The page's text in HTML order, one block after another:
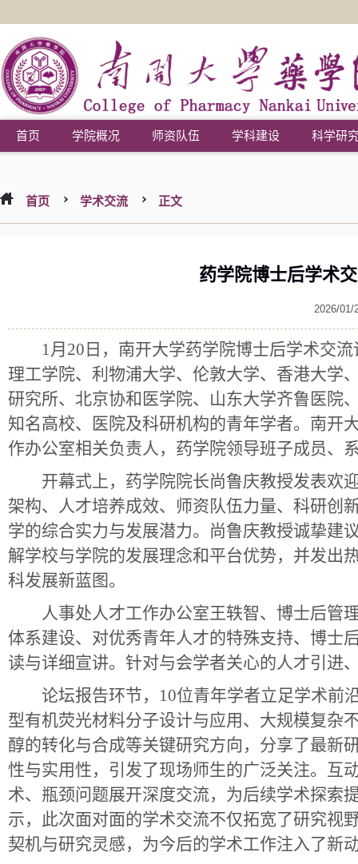
首页 学院概况 师资队伍 学科建设 科学研
首页 学术交流 正文
药学院博士后学术
2026/01/
1月 20 日，南开大学药学院博士后学术交
理工学院、利物浦大学、伦敦大学、香港大学
研究所、北京协和医学院、山东大学齐鲁医院
知名高校、医院及科研机构的青年学者。南开
作办公室相关负责人，药学院领导班子成员、
开幕式上，药学院院长尚鲁庆教授发表欢
架构、人才培养成效、师资队伍力量、科研创
学的综合实力与发展潜力。尚鲁庆教授诚挚建
解学校与学院的发展理念和平台优势，并发出
科发展新蓝图。
人事处人才工作办公室王轶智、博士后管
体系建设、对优秀青年人才的特殊支持、博士
读与详细宣讲。针对与会学者关心的人才引进
论坛报告环节， 10位青年学者立足学术前
型有机荧光材料分子设计与应用、大规模复杂
醇的转化与合成等关键研究方向，分享了最新
性与实用性，引发了现场师生的广泛关注。互
术、瓶颈问题展开深度交流，为后续学术探索
示，此次面对面的学术交流不仅拓宽了研究视
契机与研究灵感，为今后的学术工作注入了新